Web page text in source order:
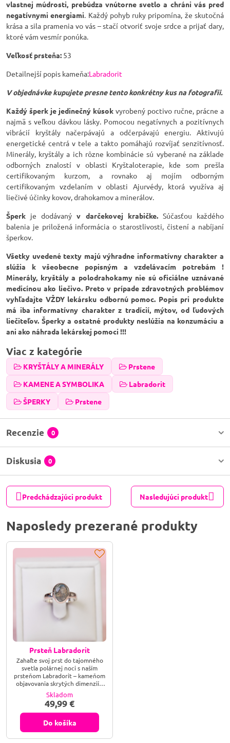
vlastnej múdrosti, prebúdza vnútorne svetlo a chráni vás pred
negatívnymi energiami. Každý pohyb ruky pripomína, že skutočná
krása a sila pramenia vo vás – stačí otvoriť svoje srdce a prijať dary,
ktoré vám vesmír ponúka.
Veľkosť prsteňa: 53
Detailnejší popis kameňa:Labradorit
V objednávke kupujete presne tento konkrétny kus na fotografii.
Každý šperk je jedinečný kúsok vyrobený poctivo ručne, prácne a
najmä s veľkou dávkou lásky. Pomocou negatívnych a pozitívnych
vibrácií kryštály načerpávajú a odčerpávajú energiu. Aktivujú
energetické centrá v tele a takto pomáhajú rozvíjať senzitívnosť.
Minerály, kryštály a ich rôzne kombinácie sú vyberané na základe
odborných znalostí v oblasti Kryštaloterapie, kde som prešla
certifikovaným kurzom, a rovnako aj mojím odborným
certifikovaným vzdelaním v oblasti Ajurvédy, ktorá využíva aj
liečivé účinky kovov, drahokamov a minerálov.
Šperk je dodávaný v darčekovej krabičke.Súčasťou každého
balenia je priložená informácia o starostlivosti, čistení a nabíjaní
šperkov.
Všetky uvedené texty majú výhradne informatívny charakter a
slúžia k všeobecne popisným a vzdelávacím potrebám !
Minerály, kryštály a polodrahokamy nie sú oficiálne uznávané
medicínou ako liečivo. Preto v prípade zdravotných problémov
vyhľadajte VŽDY lekársku odbornú pomoc. Popis pri produkte
má iba informatívny charakter z tradícií, mýtov, od ľudových
liečiteľov. Šperky a ostatné produkty neslúžia na konzumáciu a
ani ako náhrada lekárskej pomoci !!!
Viac z kategórie
KRYŠTÁLY A MINERÁLY
Prstene
KAMENE A SYMBOLIKA
Labradorit
ŠPERKY
Prstene
Recenzie 0
Diskusia 0
Predchádzajúci produkt Nasledujúci produkt
Naposledy prezerané produkty
Prsteň Labradorit
Zahaľte svoj prst do tajomného
svetla polárnej noci s naším
prsteňom Labradorit – kameňom
objavovania skrytých dimenzií a
ochrannej energie. Jeho
jedinečná hra farieb vás očarí na
prvý pohľad a otvorí bránu k
vašej vnútornej múdrosti.
Skladom
49,99 €
Do košíka